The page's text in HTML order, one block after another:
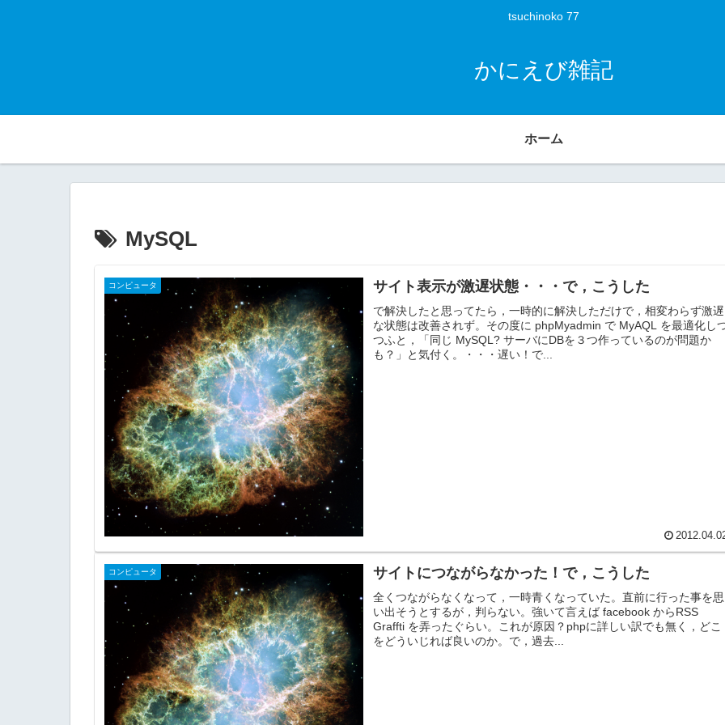
tsuchinoko 77
かにえび雑記
ホーム
MySQL
コンピュータ サイト表示が激遅状態・・・で，こうした
で解決したと思ってたら，一時的に解決しただけで，相変わらず激遅
な状態は改善されず。その度に phpMyadmin で MyAQL を最適化し
つふと，「同じ MySQL? サーバにDBを３つ作っているのが問題か
も？」と気付く。・・・遅い！で...
コンピュータ サイトにつながらなかった！で，こうした
全くつながらなくなって，一時青くなっていた。直前に行った事を思
い出そうとするが，判らない。強いて言えば facebook からRSS
Graffti を弄ったぐらい。これが原因？phpに詳しい訳でも無く，どこ
をどういじれば良いのか。で，過去...